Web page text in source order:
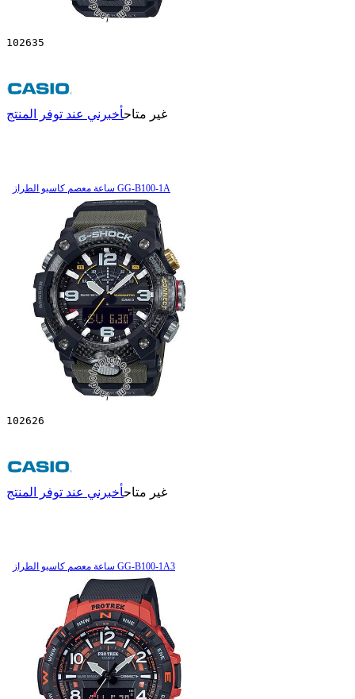
102635
غير متاحأخبرني عند توفر المنتج
ساعة معصم کاسیو الطراز GG-B100-1A
102626
غير متاحأخبرني عند توفر المنتج
ساعة معصم کاسیو الطراز GG-B100-1A3